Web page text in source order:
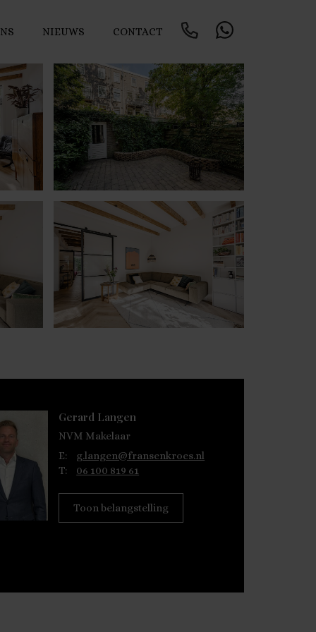
NIEUWS CONTACT
Gerard Langen
NVM Makelaar
E:
g.langen@fransenkroes.nl
T:
06 100 819 61
Toon belangstelling